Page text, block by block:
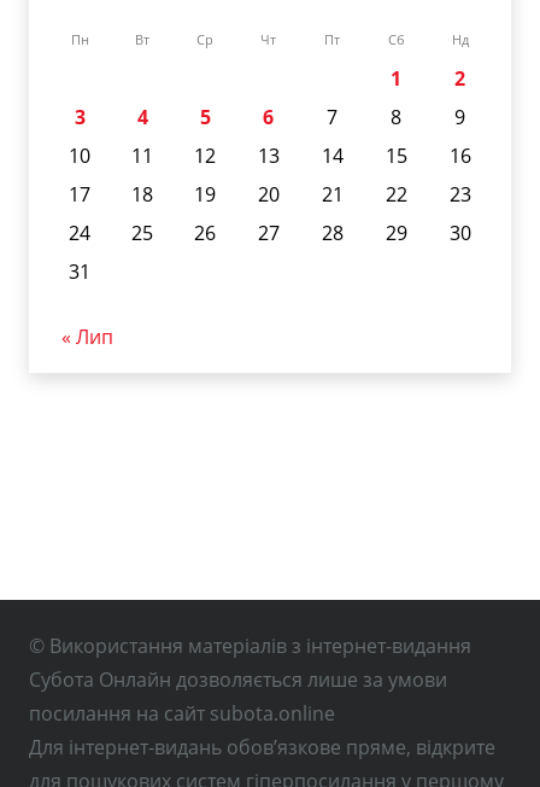
Пн Вт Ср Чт Пт Сб Нд
1
2
3
4 5 6 7 8
9
10
11 12 13 14 15
16
17
18 19 20 21 22
23
24
25 26 27 28 29
30
31
« Лип
© Використання матеріалів з інтернет-видання
Субота Онлайн дозволяється лише за умови
посилання на сайт subota.online
Для інтернет-видань обов’язкове пряме, відкрите
для пошукових систем гіперпосилання у першому